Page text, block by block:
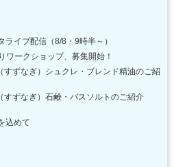
ライブ配信（8/8・9時半～）
ワークショップ、募集開始！
すずなぎ）シュクレ・ブレンド精油のご紹
すずなぎ）石鹸・バスソルトのご紹介
込めて